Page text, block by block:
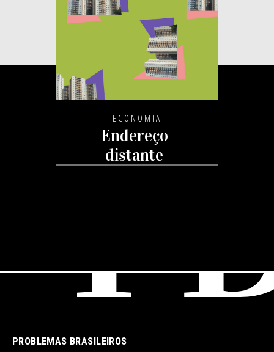
ECONOMIA
Endereço
distante
PROBLEMAS BRASILEIROS